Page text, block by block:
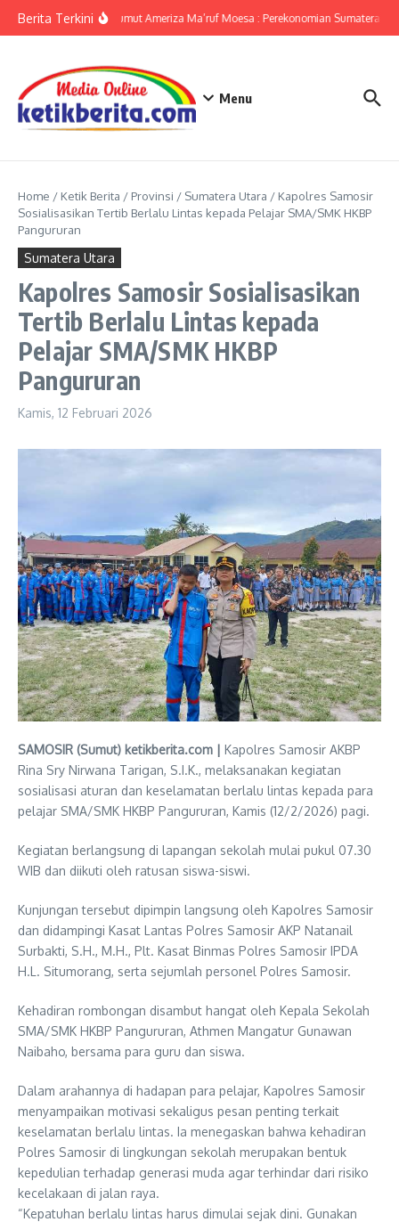
Berita TerkiniKPwBI Sumut Ameriza Ma’ruf Moesa : Perekonomian Sumatera
Menu
Home / Ketik Berita / Provinsi / Sumatera Utara / Kapolres Samosir
Sosialisasikan Tertib Berlalu Lintas kepada Pelajar SMA/SMK HKBP
Pangururan
Sumatera Utara
Kapolres Samosir Sosialisasikan
Tertib Berlalu Lintas kepada
Pelajar SMA/SMK HKBP
Pangururan
Kamis, 12 Februari 2026
SAMOSIR (Sumut) ketikberita.com | Kapolres Samosir AKBP
Rina Sry Nirwana Tarigan, S.I.K., melaksanakan kegiatan
sosialisasi aturan dan keselamatan berlalu lintas kepada para
pelajar SMA/SMK HKBP Pangururan, Kamis (12/2/2026) pagi.
Kegiatan berlangsung di lapangan sekolah mulai pukul 07.30
WIB dan diikuti oleh ratusan siswa-siswi.
Kunjungan tersebut dipimpin langsung oleh Kapolres Samosir
dan didampingi Kasat Lantas Polres Samosir AKP Natanail
Surbakti, S.H., M.H., Plt. Kasat Binmas Polres Samosir IPDA
H.L. Situmorang, serta sejumlah personel Polres Samosir.
Kehadiran rombongan disambut hangat oleh Kepala Sekolah
SMA/SMK HKBP Pangururan, Athmen Mangatur Gunawan
Naibaho, bersama para guru dan siswa.
Dalam arahannya di hadapan para pelajar, Kapolres Samosir
menyampaikan motivasi sekaligus pesan penting terkait
keselamatan berlalu lintas. Ia menegaskan bahwa kehadiran
Polres Samosir di lingkungan sekolah merupakan bentuk
kepedulian terhadap generasi muda agar terhindar dari risiko
kecelakaan di jalan raya.
“Kepatuhan berlalu lintas harus dimulai sejak dini. Gunakan